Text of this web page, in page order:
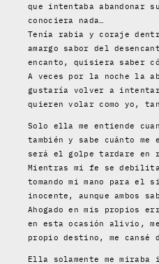
que intentaba
conociera nada…
Tenía rabia y coraje
amargo sabor del
encanto, quisiera saber
A veces por la noche la
gustaría volver a
quieren volar como yo,
Solo ella me entiende
también y sabe cuánto
será el golpe tardare en
Mientras mi fe se debilita
tomando mi mano para el
inocente, aunque ambos
Ahogado en mis propios
en esta ocasión alivio,
propio destino, me
Ella solamente me